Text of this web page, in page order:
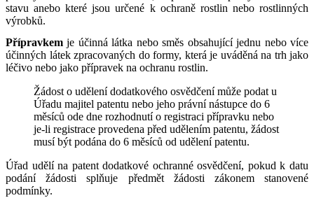
stavu anebo které jsou určené k ochraně rostlin nebo rostlinných
výrobků.
Přípravkem je účinná látka nebo směs obsahující jednu nebo více
účinných látek zpracovaných do formy, která je uváděná na trh jako
léčivo nebo jako přípravek na ochranu rostlin.
Žádost o udělení dodatkového osvědčení může podat u
Úřadu majitel patentu nebo jeho právní nástupce do 6
měsíců ode dne rozhodnutí o registraci přípravku nebo
je-li registrace provedena před udělením patentu, žádost
musí být podána do 6 měsíců od udělení patentu.
Úřad udělí na patent dodatkové ochranné osvědčení, pokud k datu
podání žádosti splňuje předmět žádosti zákonem stanovené
podmínky.